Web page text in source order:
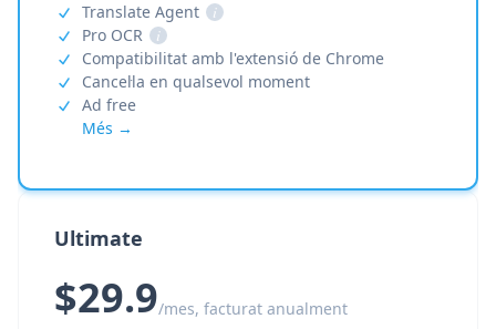
Translate Agent
i
Pro OCR
i
Compatibilitat amb l'extensió de Chrome
Cancel·la en qualsevol moment
Ad free
Més →
Ultimate
$29.9/mes, facturat anualment